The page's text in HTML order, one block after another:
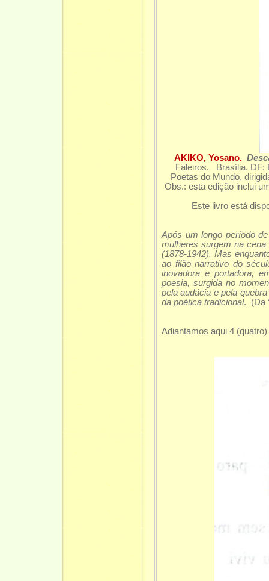
AKIKO, Yosano.
Faleiros. Brasília. DF:
Poetas do Mundo,
Obs.: esta edição inclui
Este livro está
Após um longo período
mulheres surgem na
(1878-1942). Mas
ao filão narrativo do
inovadora e portadora,
poesia, surgida no
pela audácia e pela
da poética tradicional. (Da
Adiantamos aqui 4